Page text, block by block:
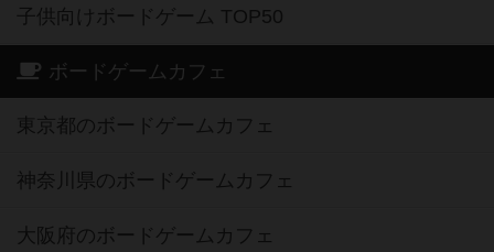
子供向けボードゲーム TOP50
ボードゲームカフェ
東京都のボードゲームカフェ
神奈川県のボードゲームカフェ
大阪府のボードゲームカフェ